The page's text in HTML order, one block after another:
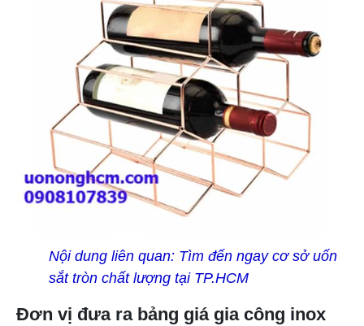
Nội dung liên quan: Tìm đến ngay cơ sở uốn
sắt tròn chất lượng tại TP.HCM
Đơn vị đưa ra bảng giá gia công inox